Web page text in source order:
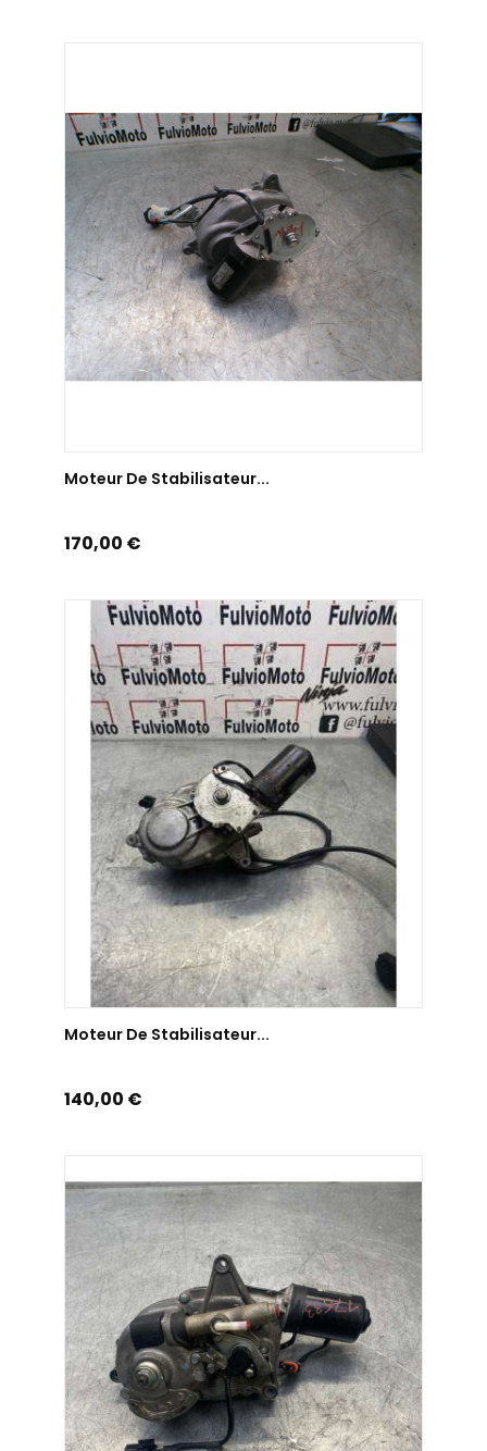
Moteur De Stabilisateur...
Prix
170,00 €
AJOUTER AU PANIER
Moteur De Stabilisateur...
Prix
140,00 €